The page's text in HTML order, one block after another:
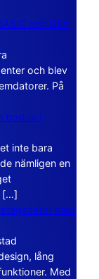
och GFA
och blev
På
bodde i
inte bara
nämligen en
[…]
med
lång
Med